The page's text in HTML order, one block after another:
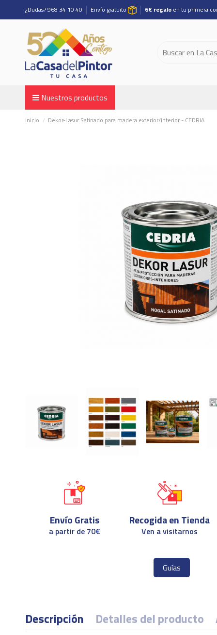
¿Dudas? 968 34 10 40 Envío gratuito 6€ regalo en tu primera
Nuestros productos
Inicio Dekor-Lasur Satinado para madera exterior/interior - CEDRIA
Envío Gratis
a partir de 70€
Recogida en Tienda
Ven a visitarnos
Guías
Descripción Detalles del producto